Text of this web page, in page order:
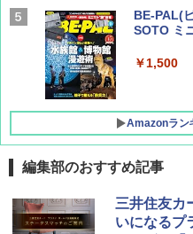
BE-PAL(
SOTO ミ
￥1,500
Amazonラン
D40 地球
力的な町
[キャンパ
プテント
ッとサン
-08EX カ
レーム テ
編集部のおすすめ記事
三井住友カ
いになるプ